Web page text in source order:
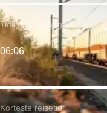
Korteste reisetid:
Tidligste avgang:
06:06